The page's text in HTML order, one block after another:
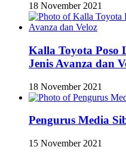
18 November 2021
Kalla Toyota
Jenis Avanza dan
18 November 2021
Pengurus Media
15 November 2021